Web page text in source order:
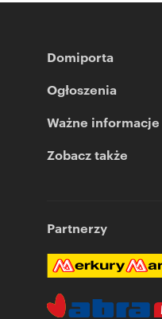
Domiporta
Ogłoszenia
Ważne informacje
Zobacz także
Partnerzy